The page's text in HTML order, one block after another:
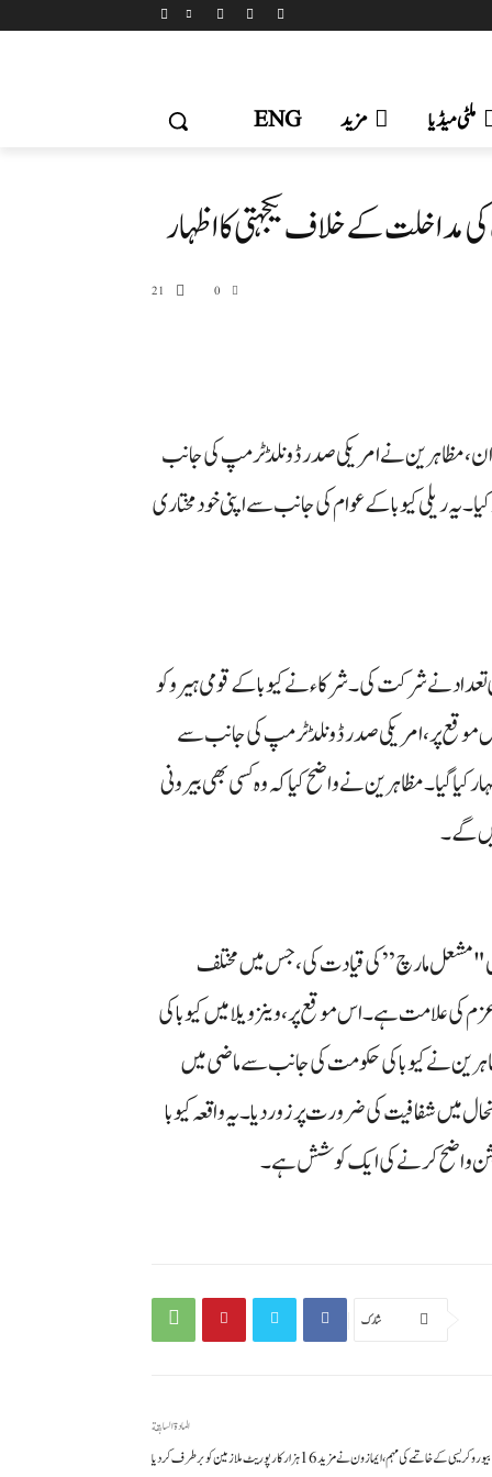
ملٹی میڈیا مزید ENG
مداخلت کے خلاف یکجہتی کا اظہار
0
21
مظاہرین نے امریکی صدر ڈونلڈ ٹرمپ کی جانب
یہ ریلی کیوبا کے عوام کی جانب سے اپنی خودمختاری
نے شرکت کی۔ شرکاء نے کیوبا کے قومی ہیرو کو
موقع پر، امریکی صدر ڈونلڈ ٹرمپ کی جانب سے
گیا۔ مظاہرین نے واضح کیا کہ وہ کسی بھی بیرونی
گے۔
"مشعل مارچ” کی قیادت کی، جس میں مختلف
کی علامت ہے۔ اس موقع پر، وینزویلا میں کیوبا کی
نے کیوبا کی حکومت کی جانب سے ماضی میں
میں شفافیت کی ضرورت پر زور دیا۔ یہ واقعہ کیوبا
واضح کرنے کی ایک کوشش ہے۔
شارك
المادة السابقة
بیوروکریسی کے خاتمے کی مہم، ایمازون نے مزید 16 ہزار کارپوریٹ ملازمین کو برطرف کر دیا